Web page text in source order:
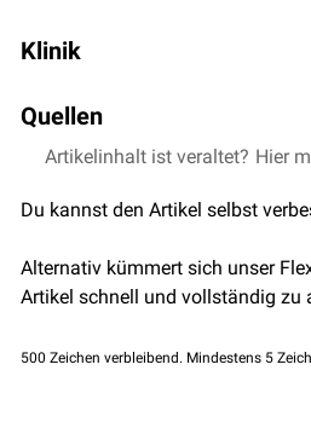
Klinik
amGenlokus
Urin selten eine klinische
Quellen
↑ UniProtKB - P32929
,
↑ OrphaNet: CTH -
cystathionine gamma-lyase
Artikelinhalt ist veraltet? Hier
Du kannst den Artikel selbst
Alternativ kümmert sich unser
Artikel schnell und vollständig zu
500 Zeichen verbleibend. Mindestens 5